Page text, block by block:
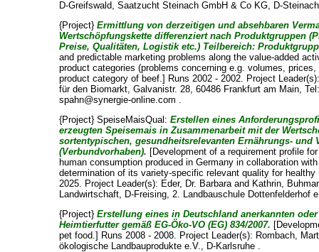
D-Greifswald, Saatzucht Steinach GmbH & Co KG, D-
{Project}Ermittlung von derzeitigen und absehbaren
Wertschöpfungskette differenziert nach Produktgruppen
Preise, Qualitäten, Logistik etc.) Teilbereich:
and predictable marketing problems along the value-added
product categories (problems concerning e.g. volumes,
product category of beef.] Runs 2002 - 2002. Project
für den Biomarkt, Galvanistr. 28, 60486 Frankfurt am Main,
spahn@synergie-online.com .
{Project} SpeiseMaisQual:Erstellen eines
erzeugten Speisemais in Zusammenarbeit mit der
sortentypischen, gesundheitsrelevanten Ernährungs- und
(Verbundvorhaben). [Development of a requirement profile
human consumption produced in Germany in collaboration
determination of its variety-specific relevant quality for
2025. Project Leader(s): Eder, Dr. Barbaraand Kathrin,
Landwirtschaft, D-Freising, 2. Landbauschule Dottenfelderhof
{Project}Erstellung eines in Deutschland anerkannten
Heimtierfutter gemäß EG-Öko-VO (EG) 834/2007.
pet food.] Runs 2008 - 2008. Project Leader(s): Rombach,
ökologische Landbauprodukte e.V., D-Karlsruhe .